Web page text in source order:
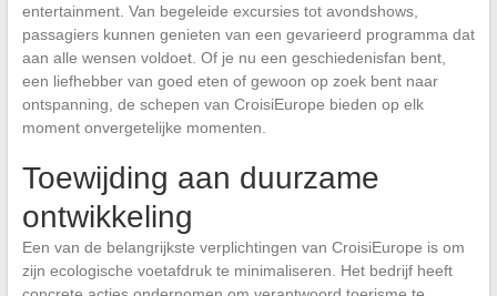
entertainment. Van begeleide excursies tot avondshows,
passagiers kunnen genieten van een gevarieerd programma dat
aan alle wensen voldoet. Of je nu een geschiedenisfan bent,
een liefhebber van goed eten of gewoon op zoek bent naar
ontspanning, de schepen van CroisiEurope bieden op elk
moment onvergetelijke momenten.
Toewijding aan duurzame
ontwikkeling
Een van de belangrijkste verplichtingen van CroisiEurope is om
zijn ecologische voetafdruk te minimaliseren. Het bedrijf heeft